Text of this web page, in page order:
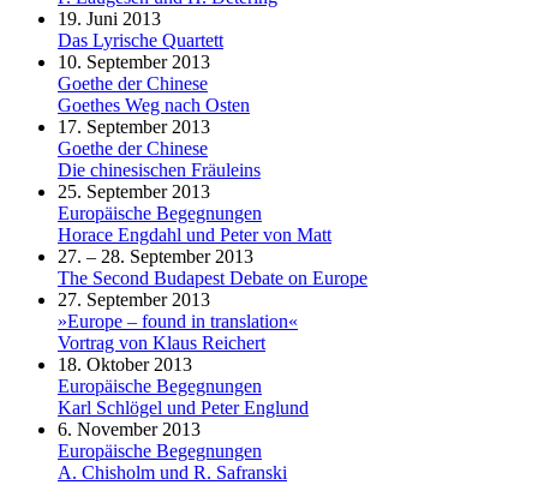
19. Juni 2013
Das Lyrische Quartett
10. September 2013
Goethe der Chinese
Goethes Weg nach Osten
17. September 2013
Goethe der Chinese
Die chinesischen Fräuleins
25. September 2013
Europäische Begegnungen
Horace Engdahl und Peter von Matt
27. – 28. September 2013
The Second Budapest Debate on Europe
27. September 2013
»Europe – found in translation«
Vortrag von Klaus Reichert
18. Oktober 2013
Europäische Begegnungen
Karl Schlögel und Peter Englund
6. November 2013
Europäische Begegnungen
A. Chisholm und R. Safranski